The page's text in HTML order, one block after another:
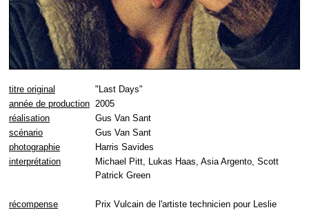
titre original
"Last Days"
année de production 2005
réalisation
Gus Van Sant
scénario
Gus Van Sant
photographie
Harris Savides
interprétation
Michael Pitt, Lukas Haas, Asia Argento, Scott
Patrick Green
récompense
Prix Vulcain de l'artiste technicien pour Leslie